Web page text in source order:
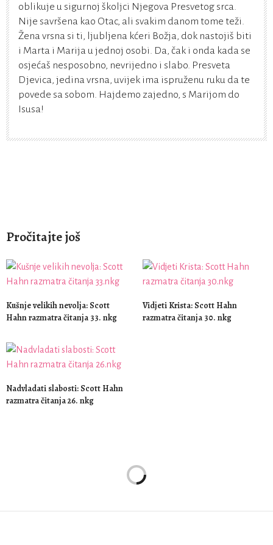
oblikuje u sigurnoj školjci Njegova Presvetog srca.
Nije savršena kao Otac, ali svakim danom tome teži.
Žena vrsna si ti, ljubljena kćeri Božja, dok nastojiš biti
i Marta i Marija u jednoj osobi. Da, čak i onda kada se
osjećaš nesposobno, nevrijedno i slabo. Presveta
Djevica, jedina vrsna, uvijek ima ispruženu ruku da te
povede sa sobom. Hajdemo zajedno, s Marijom do
Isusa!
Pročitajte još
Kušnje velikih nevolja: Scott
Hahn razmatra čitanja 33. nkg
Vidjeti Krista: Scott Hahn
razmatra čitanja 30. nkg
Nadvladati slabosti: Scott Hahn
razmatra čitanja 26. nkg